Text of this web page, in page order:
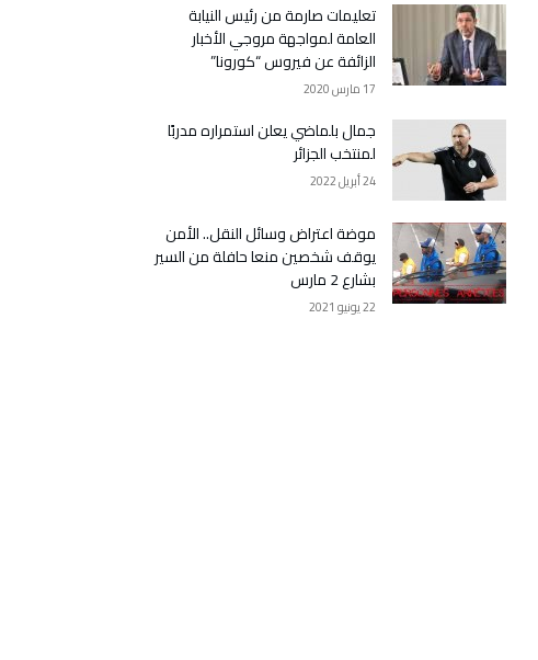
تعليمات صارمة من رئيس النيابة
العامة لمواجهة مروجي الأخبار
الزائفة عن فيروس “كورونا”
17 مارس 2020
جمال بلماضي يعلن استمراره مدربًا
لمنتخب الجزائر
24 أبريل 2022
موضة اعتراض وسائل النقل.. الأمن
يوقف شخصين منعا حافلة من السير
بشارع 2 مارس
22 يونيو 2021